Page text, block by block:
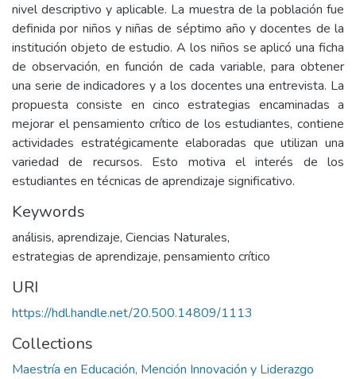
nivel descriptivo y aplicable. La muestra de la población fue
definida por niños y niñas de séptimo año y docentes de la
institución objeto de estudio. A los niños se aplicó una ficha
de observación, en función de cada variable, para obtener
una serie de indicadores y a los docentes una entrevista. La
propuesta consiste en cinco estrategias encaminadas a
mejorar el pensamiento crítico de los estudiantes, contiene
actividades estratégicamente elaboradas que utilizan una
variedad de recursos. Esto motiva el interés de los
estudiantes en técnicas de aprendizaje significativo.
Keywords
análisis, aprendizaje, Ciencias Naturales,
estrategias de aprendizaje, pensamiento crítico
URI
https://hdl.handle.net/20.500.14809/1113
Collections
Maestría en Educación, Mención Innovación y Liderazgo